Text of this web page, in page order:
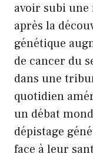
avoir subi une
après la
génétique
de cancer du
dans une
quotidien
un débat
dépistage
face à leur